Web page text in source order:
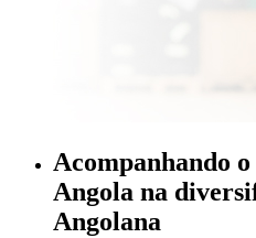
Acompanhando
Angola na
Angolana